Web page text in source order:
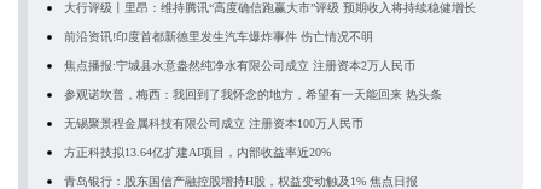
大行评级丨里昂：维持腾讯“高度确信跑赢大市”评级 预期收入将持续稳健增长
前沿资讯!印度首都新德里发生汽车爆炸事件 伤亡情况不明
焦点播报:宁城县水意盎然纯净水有限公司成立 注册资本2万人民币
参观诺坎普，梅西：我回到了我怀念的地方，希望有一天能回来 热头条
无锡聚景程金属科技有限公司成立 注册资本100万人民币
方正科技拟13.64亿扩建AI项目，内部收益率近20%
青岛银行：股东国信产融控股增持H股，权益变动触及1% 焦点日报